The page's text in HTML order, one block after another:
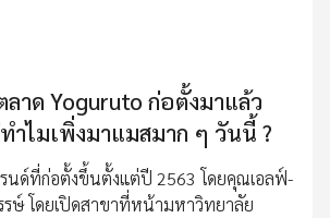
ลาด Yoguruto ก่อตั้งมาแล้ว
ำไมเพิ่งมาแมสมาก ๆ วันนี้ ?
นด์ที่ก่อตั้งขึ้นตั้งแต่ปี 2563 โดยคุณเอลฟ์-
รษ์ โดยเปิดสาขาที่หน้ามหาวิทยาลัย